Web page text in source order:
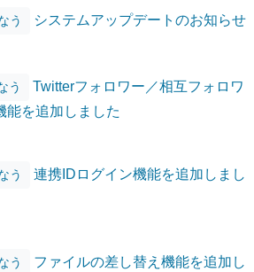
う システムアップデートのお知らせ
う
Twitterフォロワー／相互フォロワ
能を追加しました
う
連携IDログイン機能を追加しまし
う
ファイルの差し替え機能を追加し